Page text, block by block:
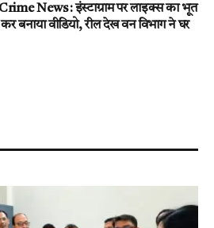
News : इंस्टाग्राम पर लाइक्स का भूत
बनाया वीडियो, रील देख वन विभाग ने घर